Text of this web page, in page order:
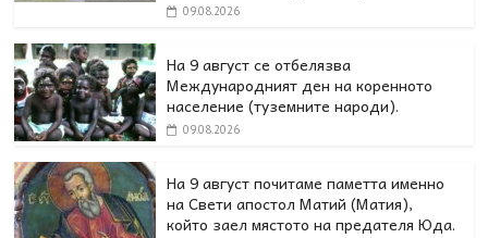
09.08.2026
На 9 август се отбелязва
Международният ден на коренното
население (туземните народи).
09.08.2026
На 9 август почитаме паметта именно
на Свети апостол Матий (Матия),
който заел мястото на предателя Юда.